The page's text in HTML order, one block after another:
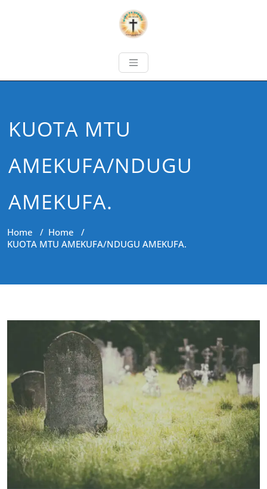
KUOTA MTU
AMEKUFA/NDUGU
AMEKUFA.
Home / Home /
KUOTA MTU AMEKUFA/NDUGU AMEKUFA.